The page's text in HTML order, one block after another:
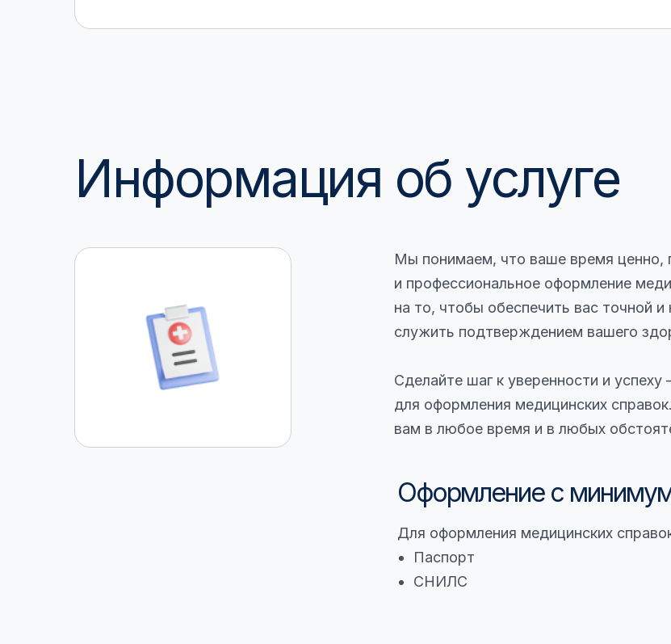
Информация об услуге
Мы понимаем, что ваше время ценно,
и профессиональное оформление
на то, чтобы обеспечить вас точной
служить подтверждением вашего
Сделайте шаг к уверенности и
для оформления медицинских
вам в любое время и в любых
Оформление с
Для оформления медицинских
Паспорт
СНИЛС